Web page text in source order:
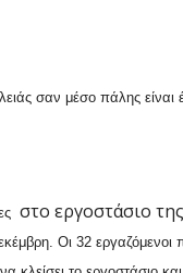
σαν μέσο πάλης είναι
στο εργοστάσιο της
Οι 32